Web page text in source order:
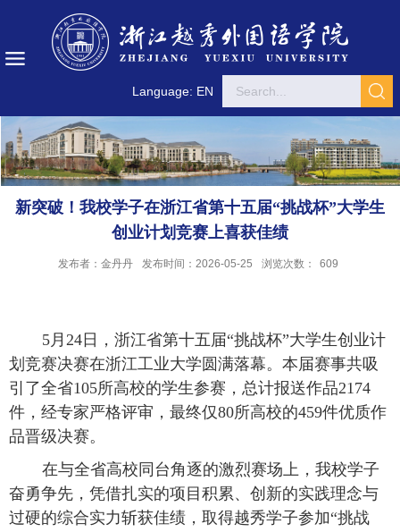
Language: EN
新突破！我校学子在浙江省第十五届“挑战杯”大学生
创业计划竞赛上喜获佳绩
发布者：金丹丹 发布时间：2026-05-25 浏览次数： 609
5月24 日，浙江省第十五届“挑战杯”大学生创业计
划竞赛决赛在浙江工业大学圆满落幕。本届赛事共吸
引了全省105所高校的学生参赛，总计报送作品2174
件，经专家严格评审，最终仅80所高校的459件优质作
品晋级决赛。
在与全省高校同台角逐的激烈赛场上，我校学子
奋勇争先，凭借扎实的项目积累、创新的实践理念与
过硬的综合实力斩获佳绩，取得越秀学子参加“挑战